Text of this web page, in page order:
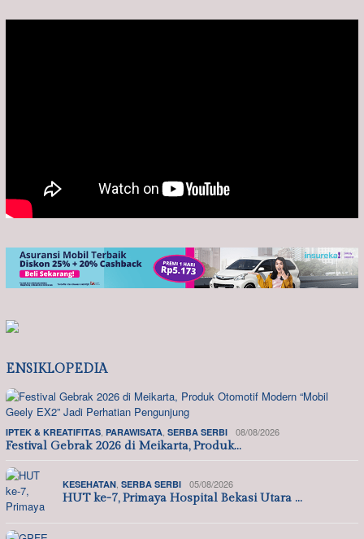
ENSIKLOPEDIA
IPTEK & KREATIFITAS, PARAWISATA, SERBA SERBI 08/08/2026
Festival Gebrak 2026 di Meikarta, Produk…
KESEHATAN, SERBA SERBI 05/08/2026
HUT ke-7, Primaya Hospital Bekasi Utara …